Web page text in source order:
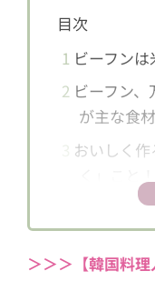
目次
1 ビーフン
2 ビーフン
が主な食
おいしく
ネギの扱
んのでき
＞＞＞【韓国料